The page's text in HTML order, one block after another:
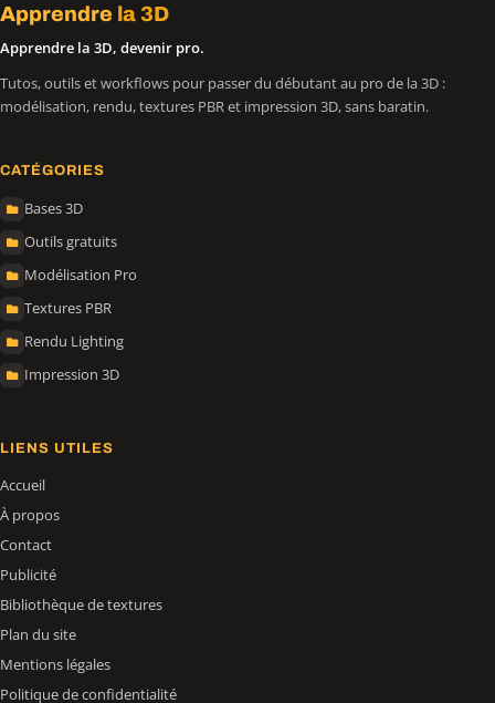
Apprendre la 3D
Apprendre la 3D, devenir pro.
Tutos, outils et workflows pour passer du débutant au pro de la 3D :
modélisation, rendu, textures PBR et impression 3D, sans baratin.
CATÉGORIES
Bases 3D
Outils gratuits
Modélisation Pro
Textures PBR
Rendu Lighting
Impression 3D
LIENS UTILES
Accueil
À propos
Contact
Publicité
Bibliothèque de textures
Plan du site
Mentions légales
Politique de confidentialité